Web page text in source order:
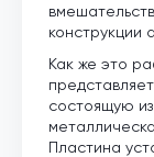
конструкции
Как же это
состоящую
Пластина